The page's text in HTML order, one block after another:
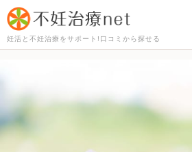
妊活と不妊治療をサポート!口コミから探せる